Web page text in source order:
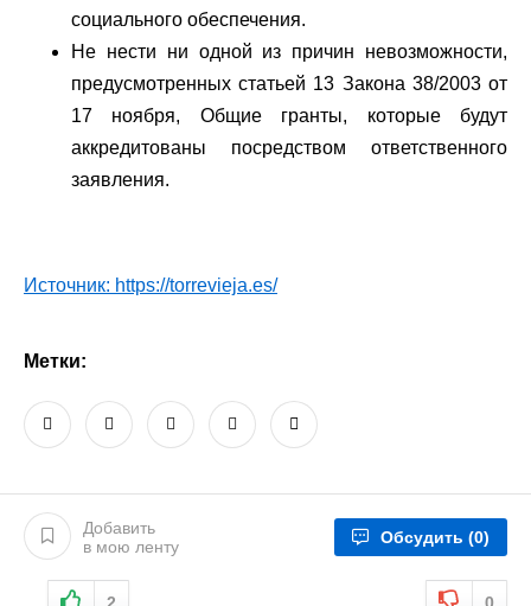
социального обеспечения.
Не нести ни одной из причин невозможности,
предусмотренных статьей 13 Закона 38/2003 от
17 ноября, Общие гранты, которые будут
аккредитованы посредством ответственного
заявления.
Источник: https://torrevieja.es/
Метки:
Добавить
в мою ленту
Обсудить (0)